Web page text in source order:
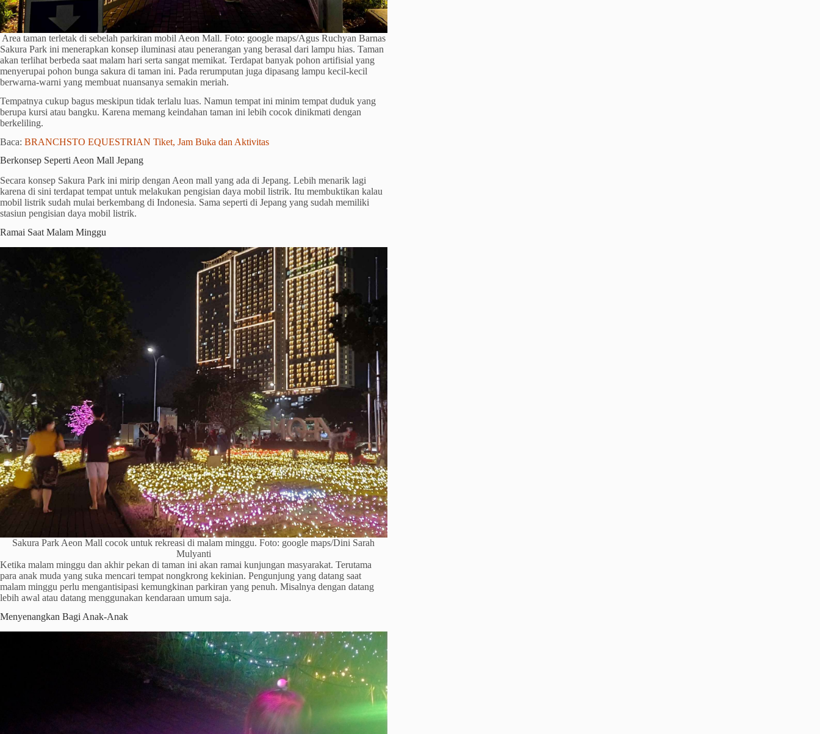
Area taman terletak di sebelah parkiran mobil Aeon Mall. Foto: google maps/Agus Ruchyan Barnas
Sakura Park ini menerapkan konsep iluminasi atau penerangan yang berasal dari lampu hias. Taman
akan terlihat berbeda saat malam hari serta sangat memikat. Terdapat banyak pohon artifisial yang
menyerupai pohon bunga sakura di taman ini. Pada rerumputan juga dipasang lampu kecil-kecil
berwarna-warni yang membuat nuansanya semakin meriah.
Tempatnya cukup bagus meskipun tidak terlalu luas. Namun tempat ini minim tempat duduk yang
berupa kursi atau bangku. Karena memang keindahan taman ini lebih cocok dinikmati dengan
berkeliling.
Baca: BRANCHSTO EQUESTRIAN Tiket, Jam Buka dan Aktivitas
Berkonsep Seperti Aeon Mall Jepang
Secara konsep Sakura Park ini mirip dengan Aeon mall yang ada di Jepang. Lebih menarik lagi
karena di sini terdapat tempat untuk melakukan pengisian daya mobil listrik. Itu membuktikan kalau
mobil listrik sudah mulai berkembang di Indonesia. Sama seperti di Jepang yang sudah memiliki
stasiun pengisian daya mobil listrik.
Ramai Saat Malam Minggu
Sakura Park Aeon Mall cocok untuk rekreasi di malam minggu. Foto: google maps/Dini Sarah
Mulyanti
Ketika malam minggu dan akhir pekan di taman ini akan ramai kunjungan masyarakat. Terutama
para anak muda yang suka mencari tempat nongkrong kekinian. Pengunjung yang datang saat
malam minggu perlu mengantisipasi kemungkinan parkiran yang penuh. Misalnya dengan datang
lebih awal atau datang menggunakan kendaraan umum saja.
Menyenangkan Bagi Anak-Anak